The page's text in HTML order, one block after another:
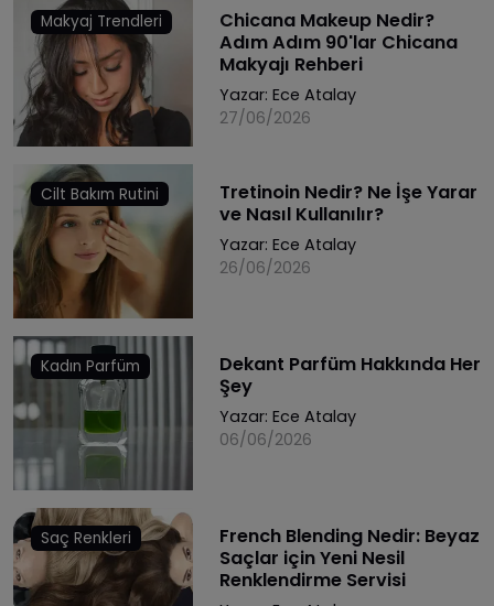
Makyaj Trendleri
Chicana Makeup Nedir?
Adım Adım 90'lar Chicana
Makyajı Rehberi
Yazar: Ece Atalay
27/06/2026
Cilt Bakım Rutini
Tretinoin Nedir? Ne İşe Yarar
ve Nasıl Kullanılır?
Yazar: Ece Atalay
26/06/2026
Kadın Parfüm
Dekant Parfüm Hakkında Her
Şey
Yazar: Ece Atalay
06/06/2026
Saç Renkleri
French Blending Nedir: Beyaz
Saçlar için Yeni Nesil
Renklendirme Servisi